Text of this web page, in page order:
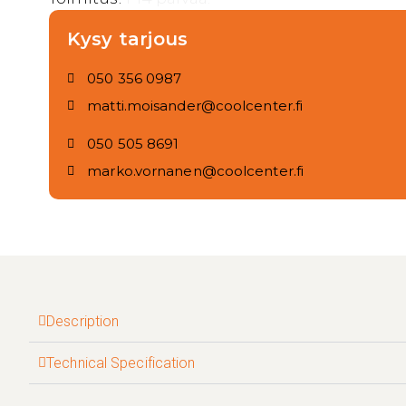
Kysy tarjous
050 356 0987
matti.moisander@coolcenter.fi
050 505 8691
marko.vornanen@coolcenter.fi
Description
Technical Specification